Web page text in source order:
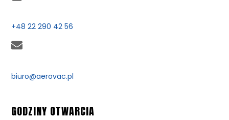
+48 22 290 42 56
biuro@aerovac.pl
GODZINY OTWARCIA